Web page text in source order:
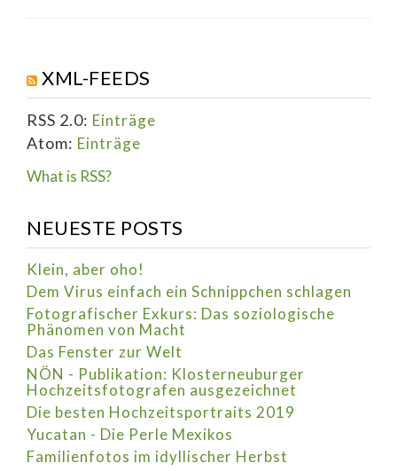
XML-FEEDS
RSS 2.0: Einträge
Atom: Einträge
What is RSS?
NEUESTE POSTS
Klein, aber oho!
Dem Virus einfach ein Schnippchen schlagen
Fotografischer Exkurs: Das soziologische
Phänomen von Macht
Das Fenster zur Welt
NÖN - Publikation: Klosterneuburger
Hochzeitsfotografen ausgezeichnet
Die besten Hochzeitsportraits 2019
Yucatan - Die Perle Mexikos
Familienfotos im idyllischer Herbst